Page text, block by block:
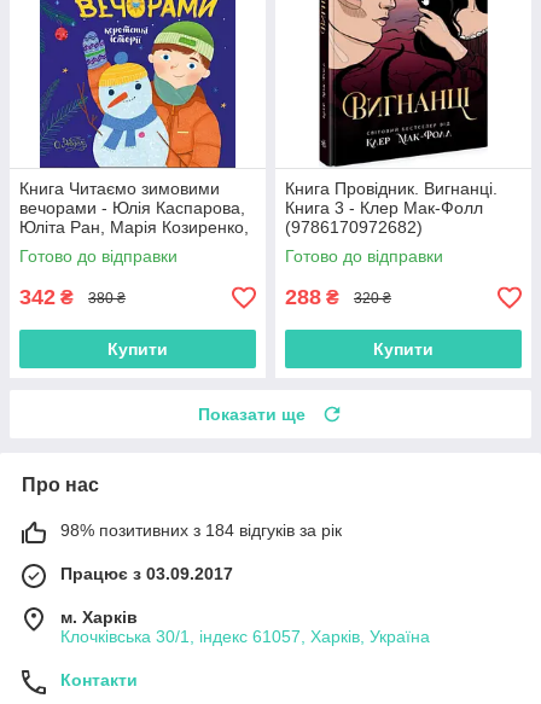
Книга Читаємо зимовими
вечорами - Юлія Каспарова,
Юліта Ран, Марія Козиренко,
Ганна Макуліна, Інна
Конопленко, Катерина
Тіхозора
Готово до відправки
342 ₴ 380 ₴
Купити
Книга Провідник. Вигнанці.
Книга 3 - Клер Мак-Фолл
(9786170972682)
Готово до відправки
288 ₴ 320 ₴
Купити
Показати ще
Про нас
98% позитивних з 184 відгуків за рік
Працює з 03.09.2017
м. Харків
Клочківська 30/1, індекс 61057, Харків, Україна
Контакти